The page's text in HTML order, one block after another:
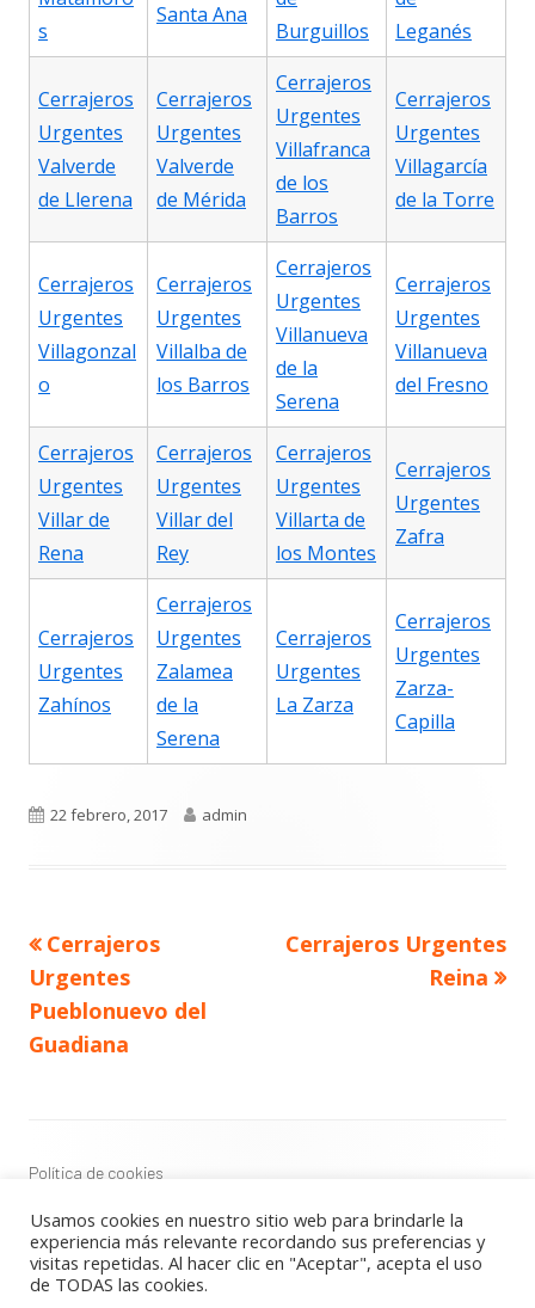
s
Santa Ana
Burguillos
Leganés
Cerrajeros
Urgentes
Valverde
de Llerena
Cerrajeros
Urgentes
Valverde
de Mérida
Cerrajeros
Urgentes
Villafranca
de los
Barros
Cerrajeros
Urgentes
Villagarcía
de la Torre
Cerrajeros
Urgentes
Villagonzal
o
Cerrajeros
Urgentes
Villalba de
los Barros
Cerrajeros
Urgentes
Villanueva
de la
Serena
Cerrajeros
Urgentes
Villanueva
del Fresno
Cerrajeros
Urgentes
Villar de
Rena
Cerrajeros
Urgentes
Villar del
Rey
Cerrajeros
Urgentes
Villarta de
los Montes
Cerrajeros
Urgentes
Zafra
Cerrajeros
Urgentes
Zahínos
Cerrajeros
Urgentes
Zalamea
de la
Serena
Cerrajeros
Urgentes
La Zarza
Cerrajeros
Urgentes
Zarza-
Capilla
Publicado
22 febrero, 2017 Autor
admin
Navegación
de
entradas
Artículo
anterior
Cerrajeros
Urgentes
Pueblonuevo del
Guadiana
Artículo
Cerrajeros Urgentes
Reina
Footer
Política de cookies
Aviso Legal
Usamos cookies en nuestro sitio web para brindarle la
experiencia más relevante recordando sus preferencias y
visitas repetidas. Al hacer clic en "Aceptar", acepta el uso
de TODAS las cookies.